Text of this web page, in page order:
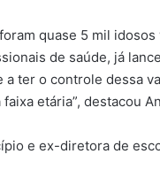
quase 5 mil
de saúde, já
ter o controle dessa
etária”, destacou
e ex-diretora de